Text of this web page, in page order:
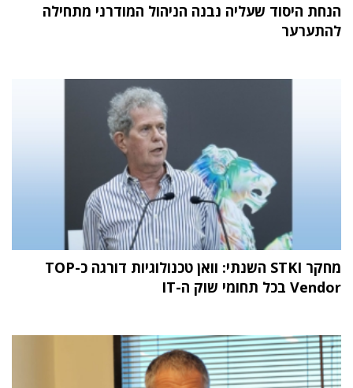
הנחת היסוד שעליה נבנה הניהול המודרני מתחילה
להתערער
מחקר STKI השנתי: וואן טכנולוגיות דורגה כ-TOP
Vendor בכל תחומי שוק ה-IT